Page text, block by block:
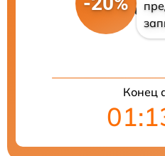
Конец